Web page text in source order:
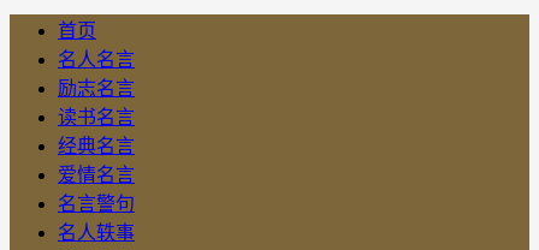
首页
名人名言
励志名言
读书名言
经典名言
爱情名言
名言警句
名人轶事